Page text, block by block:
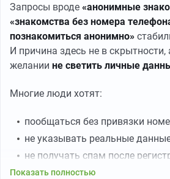
✔Хочу просто пообщаться—
✔Хочу людей из своего города—
✔Хочу спокойный формат—
✔Хочу начать диалог без
Запросы вроде«знакомства в
Запросы вроде «анонимные
«знакомства без номера
познакомиться анонимно»
И причина здесь не в
желании не светить личные
Многие люди хотят:
пообщаться без привязки
не указывать реальные
не получать спам после
сначала понять, интересно ли
Показать полностью